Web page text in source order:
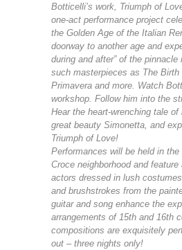
Botticelli’s work, Triumph of
one-act performance project
the Golden Age of the Italian
doorway to another age and
during and after” of the pinnacle
such masterpieces as The
Primavera and more. Watch
workshop. Follow him into the
Hear the heart-wrenching tale
great beauty Simonetta, and
Triumph of Love!
Performances will be held in
Croce neighborhood and
actors dressed in lush
and brushstrokes from the
guitar and song enhance the
arrangements of 15th and 16th
compositions are exquisitely
out – three nights only!